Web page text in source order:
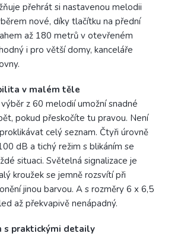
přehrát si nastavenou melodii
nové, díky tlačítku na přední
až 180 metrů v otevřeném
i pro větší domy, kanceláře
v malém těle
z 60 melodií umožní snadné
pokud přeskočíte tu pravou. Není
celý seznam. Čtyři úrovně
dB a tichý režim s blikáním se
situaci. Světelná signalizace je
kroužek se jemně rozsvítí při
jinou barvou. A s rozměry 6 x 6,5
až překvapivě nenápadný.
s praktickými detaily